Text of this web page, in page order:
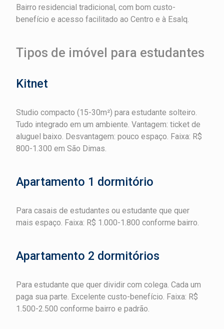
Bairro residencial tradicional, com bom custo-
benefício e acesso facilitado ao Centro e à Esalq.
Tipos de imóvel para estudantes
Kitnet
Studio compacto (15-30m²) para estudante solteiro.
Tudo integrado em um ambiente. Vantagem: ticket de
aluguel baixo. Desvantagem: pouco espaço. Faixa: R$
800-1.300 em São Dimas.
Apartamento 1 dormitório
Para casais de estudantes ou estudante que quer
mais espaço. Faixa: R$ 1.000-1.800 conforme bairro.
Apartamento 2 dormitórios
Para estudante que quer dividir com colega. Cada um
paga sua parte. Excelente custo-benefício. Faixa: R$
1.500-2.500 conforme bairro e padrão.